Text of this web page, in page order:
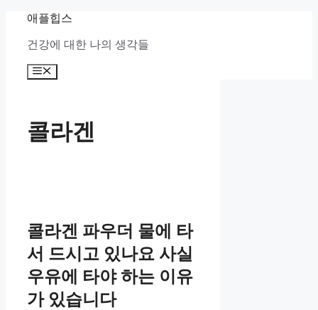
애플힙스
건강에 대한 나의 생각들
메
콜라겐
콜라겐 파우더 물에 타
서 드시고 있나요 사실
우유에 타야 하는 이유
가 있습니다